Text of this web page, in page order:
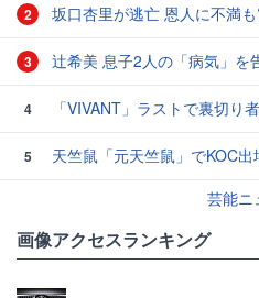
2 坂口杏里が逃亡 恩人に不満
3 辻希美 息子2人の「病気」を
4 「VIVANT」ラストで裏切り
5
天竺鼠「元天竺鼠」でKOC出
芸能ニ
画像アクセスランキング